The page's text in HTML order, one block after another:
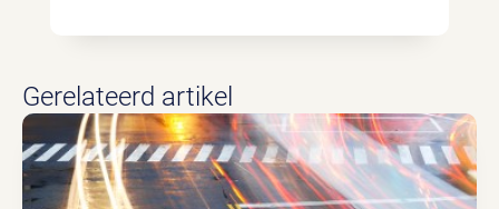
Gerelateerd artikel